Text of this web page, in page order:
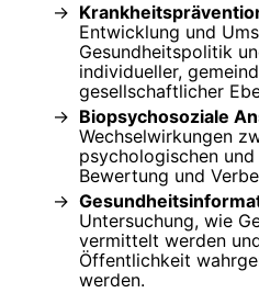
Entwicklung und
Gesundheitspolitik
individueller,
gesellschaftlicher
Biopsychosoziale
Wechselwirkungen
psychologischen
Bewertung und
Untersuchung, wie
vermittelt werden
Öffentlichkeit
werden.